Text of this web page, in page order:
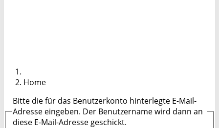
Home
Bitte die für das Benutzerkonto hinterlegte E-Mail-
Adresse eingeben. Der Benutzername wird dann an
diese E-Mail-Adresse geschickt.